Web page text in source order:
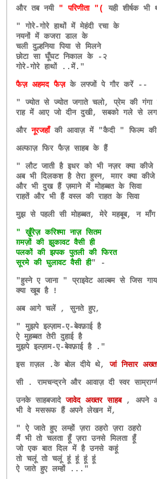
और तब नयी " परिणीता "( यही शीर्षक भी
" गोरे-गोरे हाथों में मेहंदी रचा के
नयनों में कजरा डाल के
चली दुल्हनिया पिया से मिलने
छोटा सा घूँघट निकाल के -२
गोरे-गोरे हाथों ..में."
फैज़ अहमद फैज़के लफ्जों पे गौर करें --
" ज्योत से ज्योत जगाते चलो, प्रेम की गंगा
राह में आए जो दीन दुखी, सबको गले से
औरनूरजहाँ की आवाज़ में "कैदी " फिल्म
अल्फाज़ फिर फैज़ साहब के हैं
" लौट जाती है इधर को भी नज़र क्या कीजे
अब भी दिलकश है तेरा हुस्न, मग़र क्या
और भी दुख हैं ज़माने में मोहब्बत के सिवा
राहतें और भी हैं वस्ल की राहत के सिवा
मुझ से पहली सी मोहब्बत, मेरे महबूब, न
" ख़ूँरेज़ करिश्मा नाज़ सितम
ग़मज़ों की झुकावट वैसी ही
पलकों की झपक पुतली की फिरत
सूरमे की घुलावट वैसी ही" -
"हुस्ने ए जाना " प्राइवेट आल्बम से जिस
क्या खूब है !
अब आगे चलें , सुनते हुए,
" मुझपे इल्ज़ाम-ए-बेवफ़ाई है
ऐ मुहब्बत तेरी दुहाई है
मुझपे इल्ज़ाम-ए-बेवफ़ाई है ."
इस ग़ज़ल .के बोल दीये थे,जां निसार
सी . रामचन्द्रने और आवाज़ दी स्वर
उनके साहबजादेजावेद अख्तर साहब, अपने
भी वे मसरूफ हैं अपने लेखन में,
" ऐ जाते हुए लम्हों ज़रा ठहरो ज़रा ठहरो
मैं भी तो चलता हूँ ज़रा उनसे मिलता हूँ
जो एक बात दिल में है उनसे कहूं
तो चलूं तो चलूं हूं हूं हूं हूं
ऐ जाते हुए लम्हों ..."